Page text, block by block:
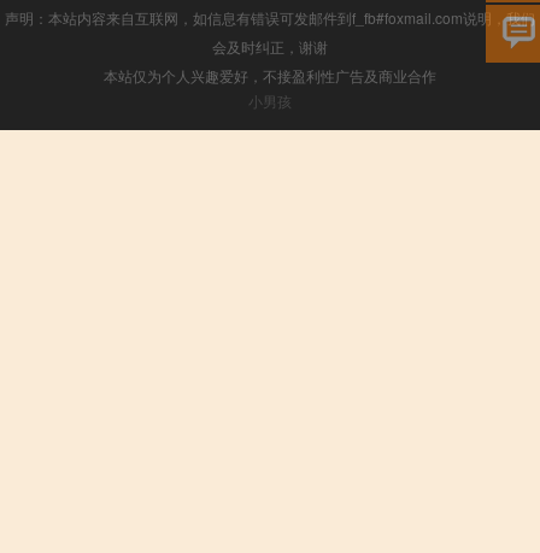
声明：本站内容来自互联网，如信息有错误可发邮件到f_fb#foxmail.com说明，我们
会及时纠正，谢谢
本站仅为个人兴趣爱好，不接盈利性广告及商业合作
小男孩